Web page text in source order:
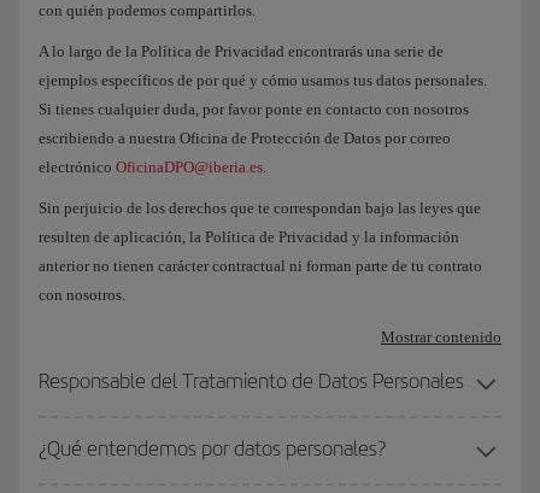
con quién podemos compartirlos.
A lo largo de la Política de Privacidad encontrarás una serie de
ejemplos específicos de por qué y cómo usamos tus datos personales.
Si tienes cualquier duda, por favor ponte en contacto con nosotros
escribiendo a nuestra Oficina de Protección de Datos por correo
electrónico OficinaDPO@iberia.es.
Sin perjuicio de los derechos que te correspondan bajo las leyes que
resulten de aplicación, la Política de Privacidad y la información
anterior no tienen carácter contractual ni forman parte de tu contrato
con nosotros.
Mostrar contenido
Responsable del Tratamiento de Datos Personales
¿Qué entendemos por datos personales?